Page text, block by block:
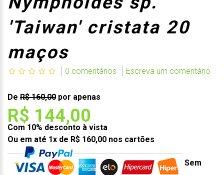
'Taiwan' cristata 20
maços
0 comentários Escreva um comentário
De R$ 160,00 por apenas
R$ 144,00
Com 10% desconto à vista
Ou em até 1x de R$ 160,00 nos cartões
Sem